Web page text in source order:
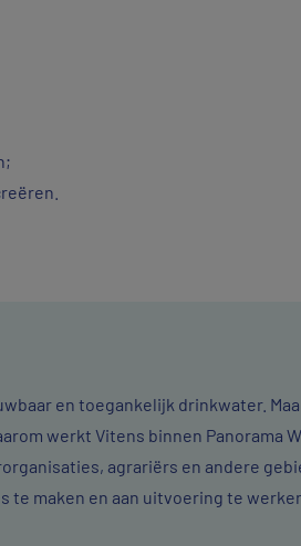
en toegankelijk drinkwater.
werkt Vitens binnen Panorama
agrariërs en andere
maken en aan uitvoering te